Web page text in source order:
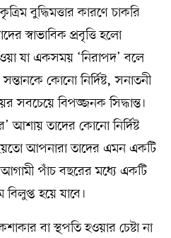
বুদ্ধিমত্তার কারণে চাকরি
স্বাভাবিক প্রবৃত্তি হলো
যা একসময় ‘নিরাপদ’ বলে
কোনো নির্দিষ্ট, সনাতনী
সবচেয়ে বিপজ্জনক সিদ্ধান্ত।
আশায় তাদের কোনো নির্দিষ্ট
আপনারা তাদের এমন একটি
পাঁচ বছরের মধ্যে একটি
হয়ে যাবে।
বা স্থপতি হওয়ার চেষ্টা না